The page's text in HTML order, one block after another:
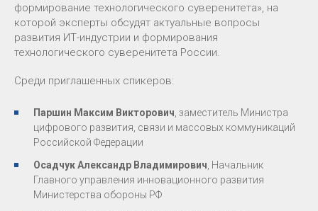
формирование технологического суверенитета», на
которой эксперты обсудят актуальные вопросы
развития ИТ-индустрии и формирования
технологического суверенитета России.
Среди приглашенных спикеров:
Паршин Максим Викторович , заместитель Министра
цифрового развития, связи и массовых коммуникаций
Российской Федерации
Осадчук Александр Владимирович, Начальник
Главного управления инновационного развития
Министерства обороны РФ